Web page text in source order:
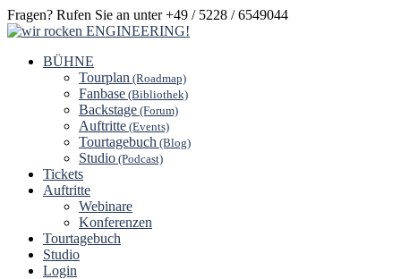
Fragen? Rufen Sie an unter +49 / 5228 / 6549044
BÜHNE
Tourplan (Roadmap)
Fanbase (Bibliothek)
Backstage (Forum)
Auftritte (Events)
Tourtagebuch (Blog)
Studio (Podcast)
Tickets
Auftritte
Webinare
Konferenzen
Tourtagebuch
Studio
Login